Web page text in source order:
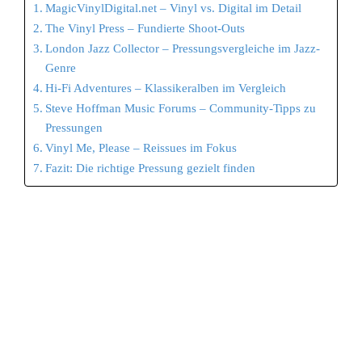
MagicVinylDigital.net – Vinyl vs. Digital im Detail
The Vinyl Press – Fundierte Shoot-Outs
London Jazz Collector – Pressungsvergleiche im Jazz-
Genre
Hi-Fi Adventures – Klassikeralben im Vergleich
Steve Hoffman Music Forums – Community-Tipps zu
Pressungen
Vinyl Me, Please – Reissues im Fokus
Fazit: Die richtige Pressung gezielt finden